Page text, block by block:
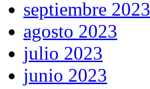
septiembre 2023
agosto 2023
julio 2023
junio 2023